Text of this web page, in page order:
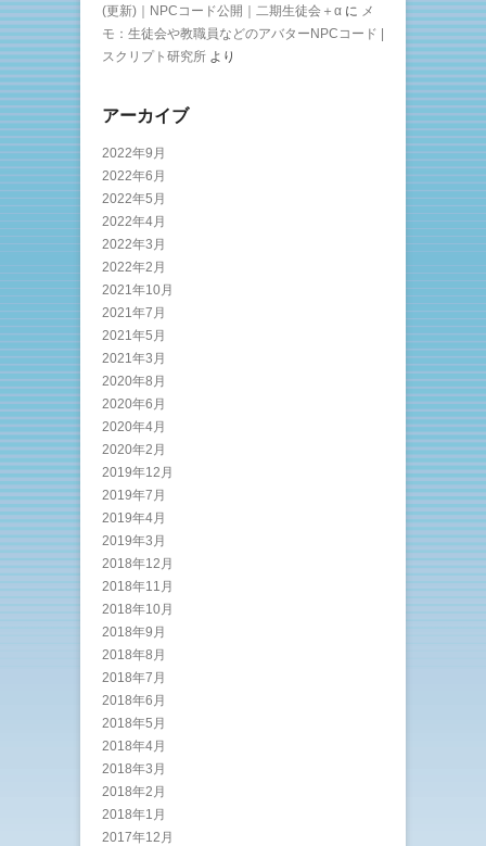
(更新)｜NPCコード公開｜二期生徒会＋α に メ
モ：生徒会や教職員などのアバターNPCコード |
スクリプト研究所 より
アーカイブ
2022年9月
2022年6月
2022年5月
2022年4月
2022年3月
2022年2月
2021年10月
2021年7月
2021年5月
2021年3月
2020年8月
2020年6月
2020年4月
2020年2月
2019年12月
2019年7月
2019年4月
2019年3月
2018年12月
2018年11月
2018年10月
2018年9月
2018年8月
2018年7月
2018年6月
2018年5月
2018年4月
2018年3月
2018年2月
2018年1月
2017年12月